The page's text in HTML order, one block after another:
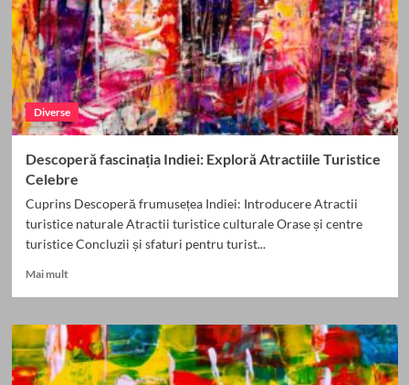
sălbatică
la
cultură
fascinantă
Diverse
Descoperă fascinația Indiei: Exploră Atractiile Turistice
Celebre
Cuprins Descoperă frumusețea Indiei: Introducere Atractii
turistice naturale Atractii turistice culturale Orase și centre
turistice Concluzii și sfaturi pentru turist...
Mai multRead
Descoperă
fascinația
Indiei:
Exploră